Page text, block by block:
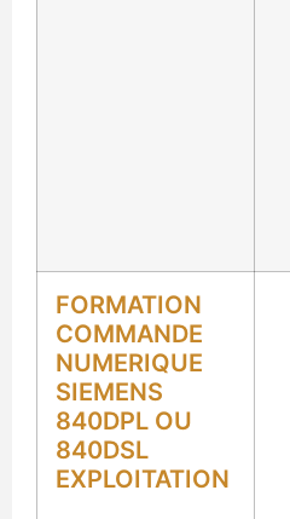
FORMATION
COMMANDE
NUMERIQUE
SIEMENS
840DPL OU
840DSL
EXPLOITATION